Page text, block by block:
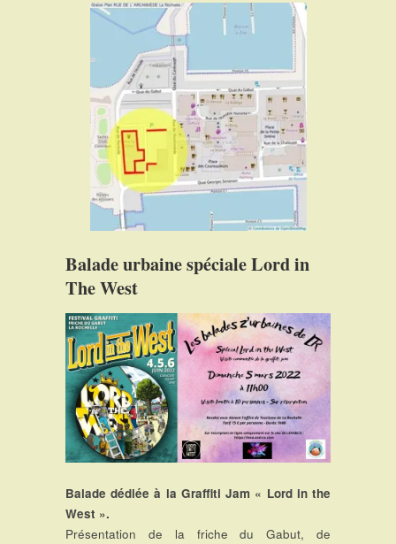
Balade urbaine spéciale Lord in
The West
Balade dédiée à la Graffiti Jam « Lord in the
West ».
Présentation de la friche du Gabut, de